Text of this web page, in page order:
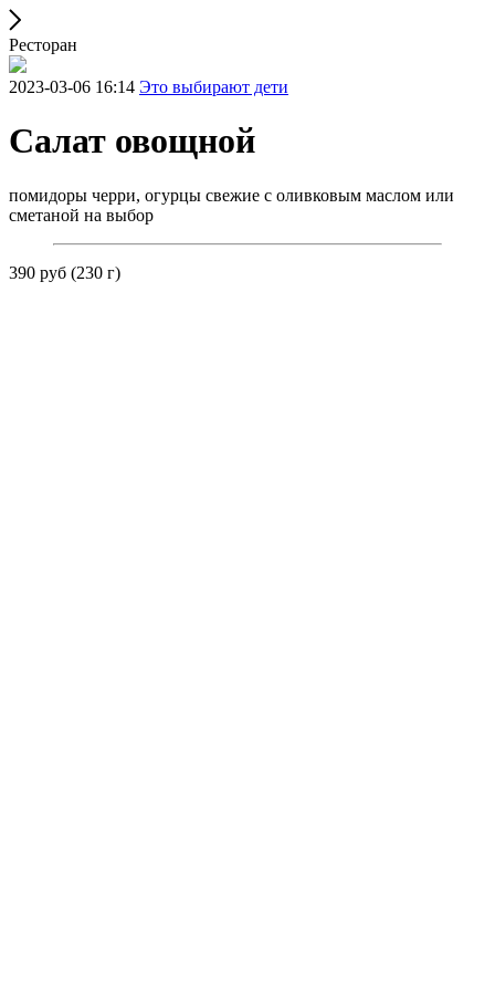
Ресторан
2023-03-06 16:14 Это выбирают дети
Салат овощной
помидоры черри, огурцы свежие с оливковым маслом или
сметаной на выбор
390 руб (230 г)